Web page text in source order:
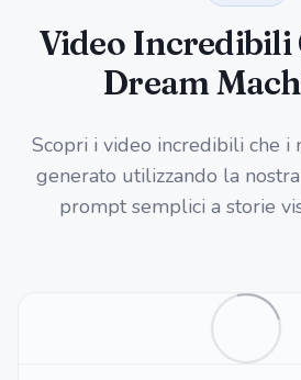
Video Incredibili
Dream
Scopri i video incredibili che i
generato utilizzando la
prompt semplici a storie